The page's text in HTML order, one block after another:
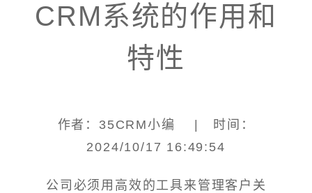
CRM系统的作用和
特性
作者：35CRM小编 | 时间：
2024/10/17 16:49:54
公司必须用高效的工具来管理客户关